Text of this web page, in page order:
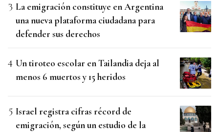
La emigración constituye en Argentina
una nueva plataforma ciudadana para
defender sus derechos
Un tiroteo escolar en Tailandia deja al
menos 6 muertos y 15 heridos
Israel registra cifras récord de
emigración, según un estudio de la